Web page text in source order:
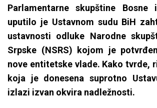
Parlamentarne skupštine Bosne
uputilo je Ustavnom sudu BiH
ustavnosti odluke Narodne
Srpske (NSRS) kojom je
nove entitetske vlade. Kako tvrde,
koja je donesena suprotno
izlazi izvan okvira nadležnosti.